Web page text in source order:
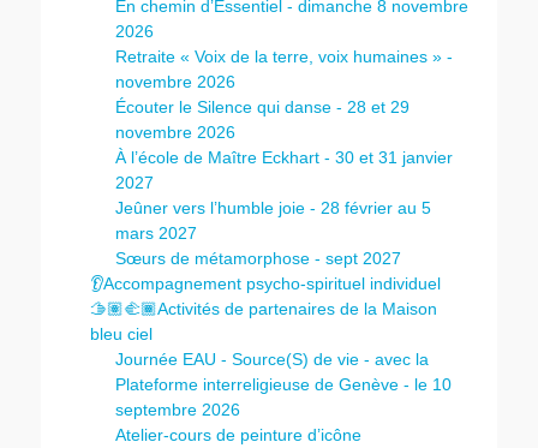
En chemin d’Essentiel - dimanche 8 novembre
2026
Retraite « Voix de la terre, voix humaines » -
novembre 2026
Écouter le Silence qui danse - 28 et 29
novembre 2026
À l’école de Maître Eckhart - 30 et 31 janvier
2027
Jeûner vers l’humble joie - 28 février au 5
mars 2027
Sœurs de métamorphose - sept 2027
👂Accompagnement psycho-spirituel individuel
🫱🏽‍🫲🏾Activités de partenaires de la Maison
bleu ciel
Journée EAU - Source(S) de vie - avec la
Plateforme interreligieuse de Genève - le 10
septembre 2026
Atelier-cours de peinture d’icône